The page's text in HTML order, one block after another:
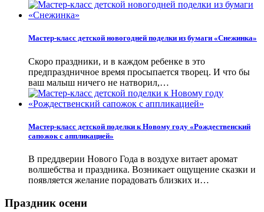
Мастер-класс детской новогодней поделки из бумаги «Снежинка»
Скоро праздники, и в каждом ребенке в это
предпраздничное время просыпается творец. И что бы
ваш малыш ничего не натворил,…
Мастер-класс детской поделки к Новому году «Рождественский
сапожок с аппликацией»
В преддверии Нового Года в воздухе витает аромат
волшебства и праздника. Возникает ощущение сказки и
появляется желание порадовать близких и…
Праздник осени